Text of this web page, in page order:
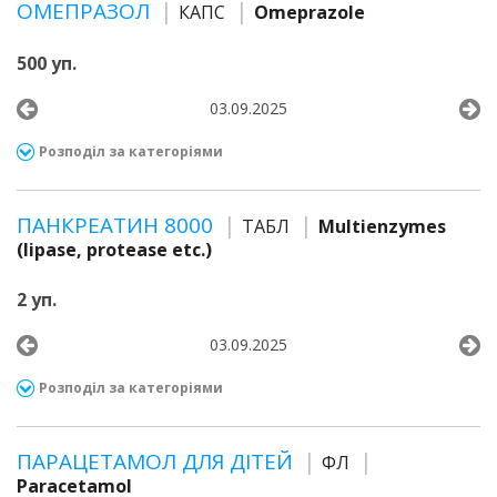
ОМЕПРАЗОЛ КАПС Omeprazole
500 уп.
03.09.2025
Розподіл за категоріями
ПАНКРЕАТИН 8000 ТАБЛ
Multienzymes
(lipase, protease etc.)
2 уп.
03.09.2025
Розподіл за категоріями
ПАРАЦЕТАМОЛ ДЛЯ ДІТЕЙ
ФЛ
Paracetamol